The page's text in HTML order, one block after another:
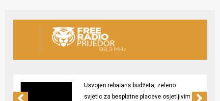
Usvojen rebalans budžeta, zeleno
svjetlo za besplatne placeve osjetljivim